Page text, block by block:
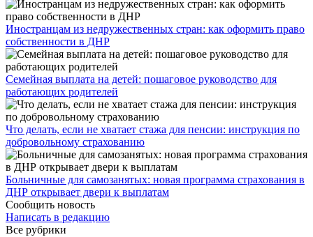
Иностранцам из недружественных стран: как оформить право
собственности в ДНР
Семейная выплата на детей: пошаговое руководство для
работающих родителей
Что делать, если не хватает стажа для пенсии: инструкция по
добровольному страхованию
Больничные для самозанятых: новая программа страхования в
ДНР открывает двери к выплатам
Сообщить новость
Написать в редакцию
Все рубрики